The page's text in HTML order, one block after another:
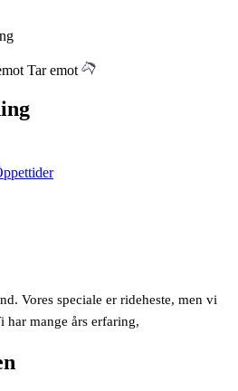
Tar emot
Vores speciale er rideheste, men vi
har mange års erfaring,